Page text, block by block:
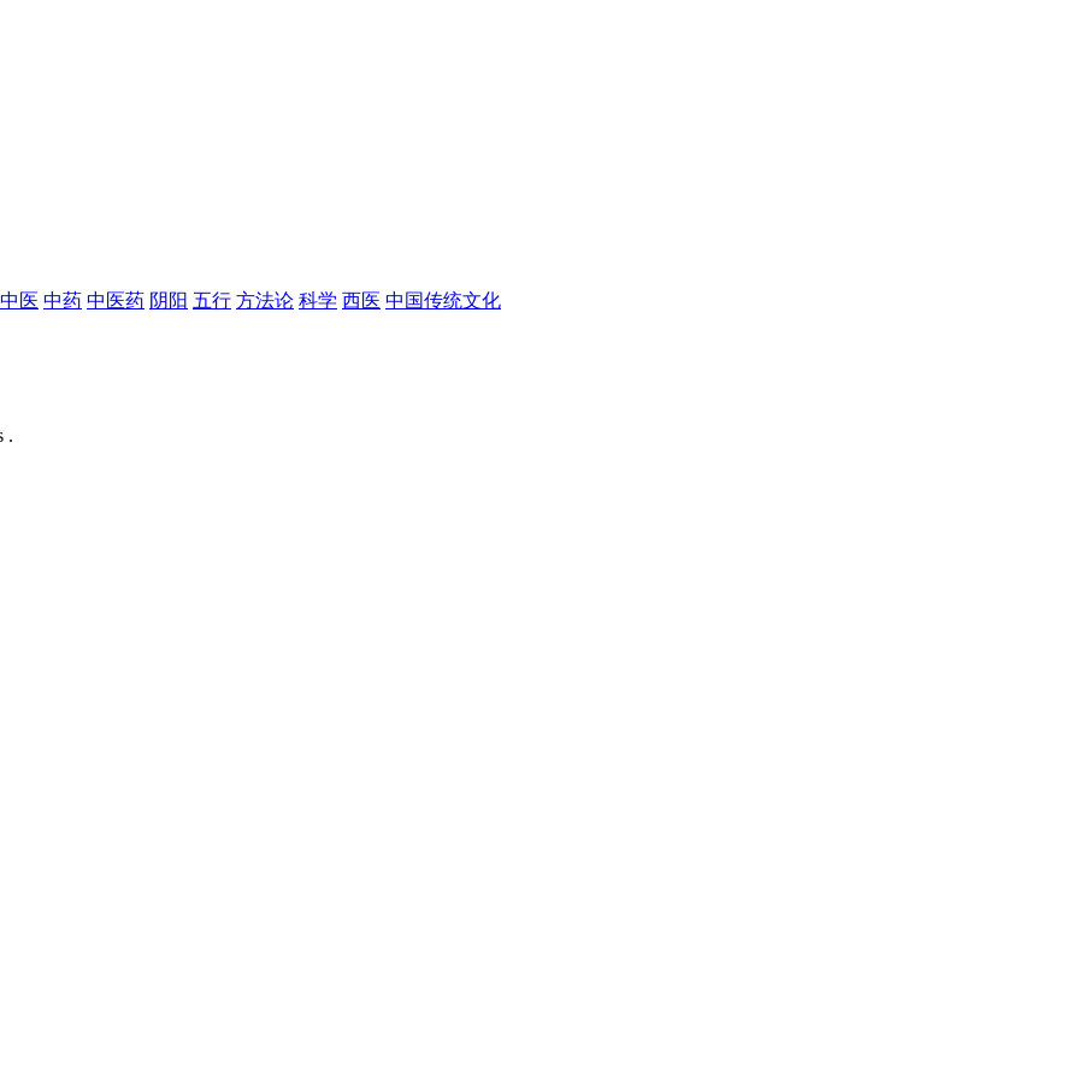
中医 中药 中医药 阴阳 五行 方法论 科学 西医 中国传统文化
.